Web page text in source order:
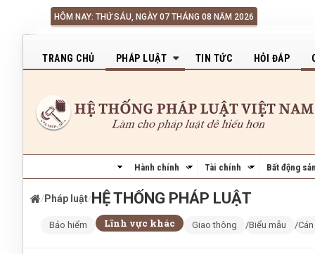
Nhảy đến nội dung
HÔM NAY: THỨ SÁU, NGÀY 07 THÁNG 08 NĂM 2026
TRANG CHỦ Main navigation
PHÁP LUẬT TIN TỨC HỎI ĐÁP
Hành chính Tài chính Bất động sản
/ Pháp luật/HỆ THỐNG PHÁP LUẬT
Bảo hiểm Lĩnh vực khác Giao thông Biểu mẫu